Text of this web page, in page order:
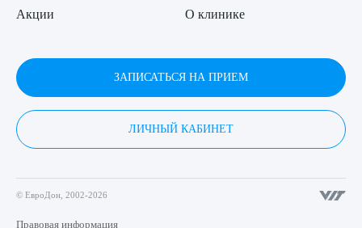
Акции О клинике
ЗАПИСАТЬСЯ НА ПРИЕМ
ЛИЧНЫЙ КАБИНЕТ
© ЕвроДон, 2002-2026
Правовая информация